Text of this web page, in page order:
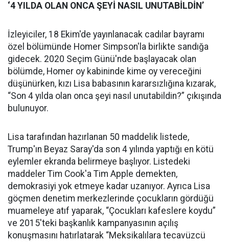
‘4 YILDA OLAN ONCA ŞEYİ NASIL UNUTABİLDİN’
İzleyiciler, 18 Ekim'de yayınlanacak cadılar bayramı
özel bölümünde Homer Simpson'la birlikte sandığa
gidecek. 2020 Seçim Günü'nde başlayacak olan
bölümde, Homer oy kabininde kime oy vereceğini
düşünürken, kızı Lisa babasının kararsızlığına kızarak,
“Son 4 yılda olan onca şeyi nasıl unutabildin?” çıkışında
bulunuyor.
Lisa tarafından hazırlanan 50 maddelik listede,
Trump'ın Beyaz Saray'da son 4 yılında yaptığı en kötü
eylemler ekranda belirmeye başlıyor. Listedeki
maddeler Tim Cook'a Tim Apple demekten,
demokrasiyi yok etmeye kadar uzanıyor. Ayrıca Lisa
göçmen denetim merkezlerinde çocukların gördüğü
muameleye atıf yaparak, “Çocukları kafeslere koydu”
ve 2015'teki başkanlık kampanyasının açılış
konuşmasını hatırlatarak “Meksikalılara tecavüzcü